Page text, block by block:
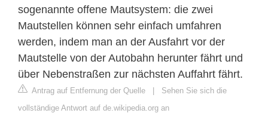
sogenannte offene Mautsystem: die zwei
Mautstellen können sehr einfach umfahren
werden, indem man an der Ausfahrt vor der
Mautstelle von der Autobahn herunter fährt und
über Nebenstraßen zur nächsten Auffahrt fährt.
Antrag auf Entfernung der Quelle | Sehen Sie sich die
vollständige Antwort auf de.wikipedia.org an